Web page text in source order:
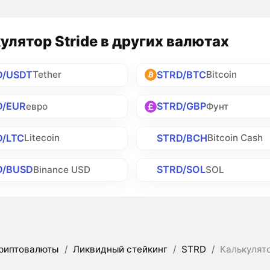
Stride в других валютах
USDTTether STRD/BTCBitcoin
EURевро STRD/GBPФунт
LTCLitecoin STRD/BCHBitcoin Cash
BUSDBinance USD STRD/SOLSOL
/ Ликвидный стейкинг / STRD /